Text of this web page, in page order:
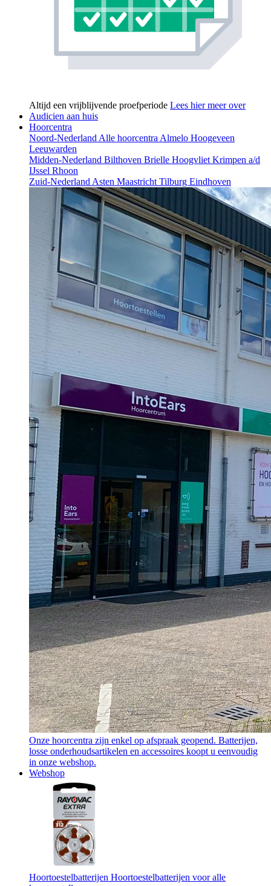
Altijd een vrijblijvende proefperiode Lees hier meer over
Audicien aan huis
Hoorcentra
Noord-Nederland Alle hoorcentra Almelo Hoogeveen
Leeuwarden
Midden-Nederland Bilthoven Brielle Hoogvliet Krimpen a/d
IJssel Rhoon
Zuid-Nederland Asten Maastricht Tilburg Eindhoven
Onze hoorcentra zijn enkel op afspraak geopend. Batterijen,
losse onderhoudsartikelen en accessoires koopt u eenvoudig
in onze webshop.
Webshop
Hoortoestelbatterijen Hoortoestelbatterijen voor alle